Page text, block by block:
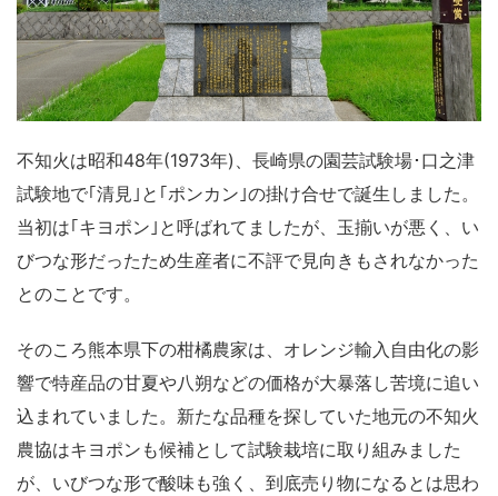
不知火は昭和48年(1973年)、長崎県の園芸試験場･口之津
試験地で｢清見｣と｢ポンカン｣の掛け合せで誕生しました。
当初は｢キヨポン｣と呼ばれてましたが、玉揃いが悪く、い
びつな形だったため生産者に不評で見向きもされなかった
とのことです。
そのころ熊本県下の柑橘農家は、オレンジ輸入自由化の影
響で特産品の甘夏や八朔などの価格が大暴落し苦境に追い
込まれていました。新たな品種を探していた地元の不知火
農協はキヨポンも候補として試験栽培に取り組みました
が、いびつな形で酸味も強く、到底売り物になるとは思わ